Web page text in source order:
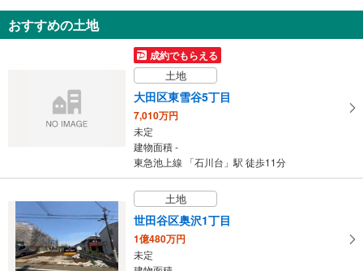
大田区東雪谷5丁目
3LDK
建物面積 98.08m2
東急池上線 「石川台」駅 徒歩13分
おすすめの土地
成約でもらえる
土地
大田区東雪谷5丁目
7,010万円
未定
建物面積 -
東急池上線 「石川台」駅 徒歩11分
土地
世田谷区奥沢1丁目
1億480万円
未定